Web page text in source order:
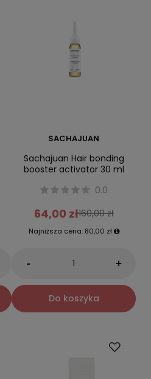
SACHAJUAN
Sachajuan Hair bonding
booster activator 30 ml
0.0
64,00 zł160,00 zł
Najniższa cena: 80,00 zł
- +
Do koszyka